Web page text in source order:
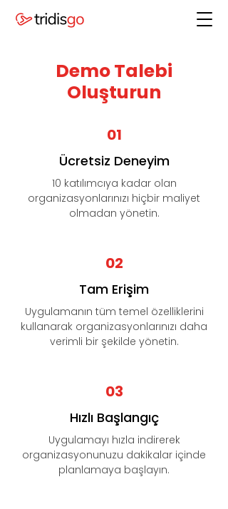
Demo Talebi
Oluşturun
01
Ücretsiz Deneyim
10 katılımcıya kadar olan
organizasyonlarınızı hiçbir maliyet
olmadan yönetin.
02
Tam Erişim
Uygulamanın tüm temel özelliklerini
kullanarak organizasyonlarınızı daha
verimli bir şekilde yönetin.
03
Hızlı Başlangıç
Uygulamayı hızla indirerek
organizasyonunuzu dakikalar içinde
planlamaya başlayın.